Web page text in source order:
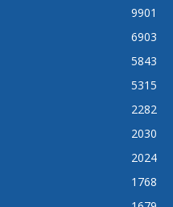
9901
6903
5843
5315
2282
2030
2024
1768